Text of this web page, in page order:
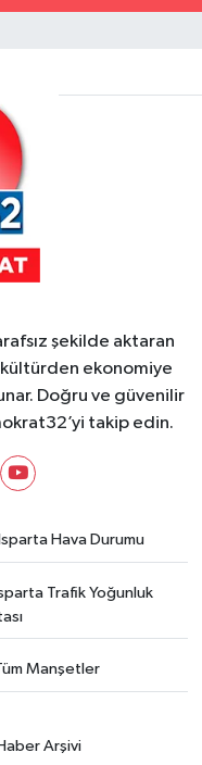
şekilde aktaran
ekonomiye
Doğru ve güvenilir
takip edin.
Isparta Hava Durumu
Trafik Yoğunluk
Manşetler
Arşivi